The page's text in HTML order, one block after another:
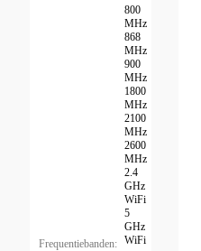
Frequentiebanden:
800
MHz
868
MHz
900
MHz
1800
MHz
2100
MHz
2600
MHz
2.4
GHz
WiFi
5
GHz
WiFi